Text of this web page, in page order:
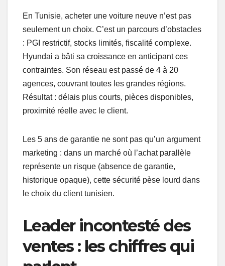
En Tunisie, acheter une voiture neuve n’est pas
seulement un choix. C’est un parcours d’obstacles
: PGI restrictif, stocks limités, fiscalité complexe.
Hyundai a bâti sa croissance en anticipant ces
contraintes. Son réseau est passé de 4 à 20
agences, couvrant toutes les grandes régions.
Résultat : délais plus courts, pièces disponibles,
proximité réelle avec le client.
Les 5 ans de garantie ne sont pas qu’un argument
marketing : dans un marché où l’achat parallèle
représente un risque (absence de garantie,
historique opaque), cette sécurité pèse lourd dans
le choix du client tunisien.
Leader incontesté des
ventes : les chiffres qui